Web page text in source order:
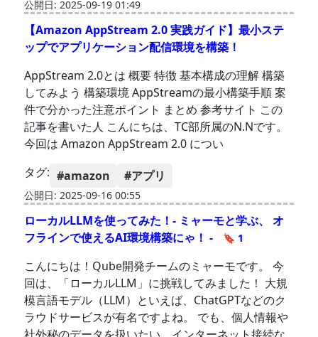
公開日: 2025-09-19 01:49
【Amazon AppStream 2.0 実践ガイド】最小ステ
ップでアプリケーション配信環境を構築！
AppStream 2.0とは 概要 特徴 基本構成の理解 構築
してみよう 構築環境 AppStreamの最小構築手順 案
件で分かった注意ポイント まとめ 参考サイト この
記事を書いた人 こんにちは、TC部所属のN.Nです。
今回は Amazon AppStream 2.0 につい
タグ: #amazon #アプリ
公開日: 2025-09-16 00:55
ローカルLLMを使ってみた！- ミャーモと学ぶ、 オ
フラインで使えるAI環境構築にゃ！ -
🔖 1
こんにちは！Qube開発チームのミャーモです。 今
回は、「ローカルLLM」に挑戦してみました！ 大規
模言語モデル（LLM）といえば、ChatGPTなどのク
ラウドサービスが有名ですよね。 でも、個人情報や